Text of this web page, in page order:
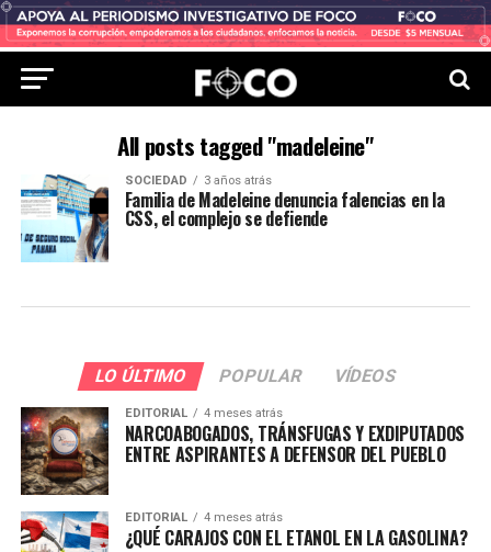
All posts tagged "madeleine"
SOCIEDAD 3 años atrás
Familia de Madeleine denuncia falencias en la
CSS, el complejo se defiende
LO ÚLTIMO POPULAR VÍDEOS
EDITORIAL 4 meses atrás
NARCOABOGADOS, TRÁNSFUGAS Y EXDIPUTADOS
ENTRE ASPIRANTES A DEFENSOR DEL PUEBLO
EDITORIAL 4 meses atrás
¿QUÉ CARAJOS CON EL ETANOL EN LA GASOLINA?